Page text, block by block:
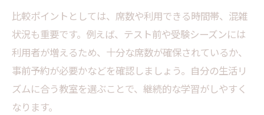
比較ポイントとしては、席数や利用できる時間帯、混雑
状況も重要です。例えば、テスト前や受験シーズンには
利用者が増えるため、十分な席数が確保されているか、
事前予約が必要かなどを確認しましょう。自分の生活リ
ズムに合う教室を選ぶことで、継続的な学習がしやすく
なります。